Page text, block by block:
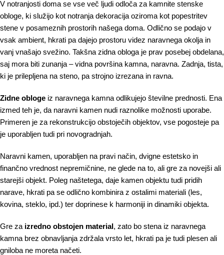
V notranjosti doma se vse več ljudi odloča za kamnite stenske
obloge, ki služijo kot notranja dekoracija oziroma kot popestritev
stene v posameznih prostorih našega doma. Odlično se podajo v
vsak ambient, hkrati pa dajejo prostoru videz naravnega okolja in
vanj vnašajo svežino. Takšna zidna obloga je prav posebej obdelana,
saj mora biti zunanja – vidna površina kamna, naravna. Zadnja, tista,
ki je prilepljena na steno, pa strojno izrezana in ravna.
Zidne obloge iz naravnega kamna odlikujejo številne prednosti. Ena
izmed teh je, da naravni kamen nudi raznolike možnosti uporabe.
Primeren je za rekonstrukcijo obstoječih objektov, vse pogosteje pa
je uporabljen tudi pri novogradnjah.
Naravni kamen, uporabljen na pravi način, dvigne estetsko in
finančno vrednost nepremičnine, ne glede na to, ali gre za novejši ali
starejši objekt. Poleg naštetega, daje kamen objektu tudi pridih
narave, hkrati pa se odlično kombinira z ostalimi materiali (les,
kovina, steklo, ipd.) ter doprinese k harmoniji in dinamiki objekta.
Gre za izredno obstojen material, zato bo stena iz naravnega
kamna brez obnavljanja zdržala vrsto let, hkrati pa je tudi plesen ali
gniloba ne moreta načeti.